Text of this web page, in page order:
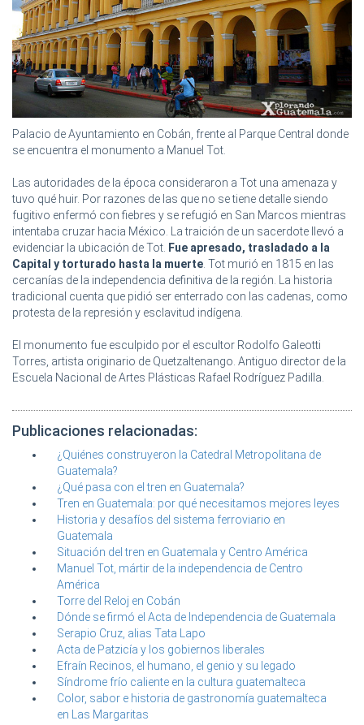
Palacio de Ayuntamiento en Cobán, frente al Parque Central donde
se encuentra el monumento a Manuel Tot.
Las autoridades de la época consideraron a Tot una amenaza y
tuvo qué huir. Por razones de las que no se tiene detalle siendo
fugitivo enfermó con fiebres y se refugió en San Marcos mientras
intentaba cruzar hacia México. La traición de un sacerdote llevó a
evidenciar la ubicación de Tot. Fue apresado, trasladado a la
Capital y torturado hasta la muerte . Tot murió en 1815 en las
cercanías de la independencia definitiva de la región. La historia
tradicional cuenta que pidió ser enterrado con las cadenas, como
protesta de la represión y esclavitud indígena.
El monumento fue esculpido por el escultor Rodolfo Galeotti
Torres, artista originario de Quetzaltenango. Antiguo director de la
Escuela Nacional de Artes Plásticas Rafael Rodríguez Padilla.
Publicaciones relacionadas:
¿Quiénes construyeron la Catedral Metropolitana de
Guatemala?
¿Qué pasa con el tren en Guatemala?
Tren en Guatemala: por qué necesitamos mejores leyes
Historia y desafíos del sistema ferroviario en
Guatemala
Situación del tren en Guatemala y Centro América
Manuel Tot, mártir de la independencia de Centro
América
Torre del Reloj en Cobán
Dónde se firmó el Acta de Independencia de Guatemala
Serapio Cruz, alias Tata Lapo
Acta de Patzicía y los gobiernos liberales
Efraín Recinos, el humano, el genio y su legado
Síndrome frío caliente en la cultura guatemalteca
Color, sabor e historia de gastronomía guatemalteca
en Las Margaritas